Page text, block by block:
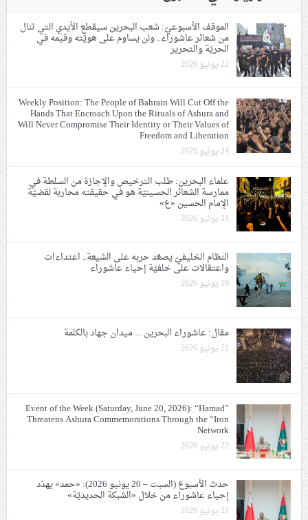
الموقف الأسبوعيّ: شعب البحرين سيقطع الأيدي التي تنال
من شعائر عاشوراء.. ولن يساوم على هويّته وقيمه في
الحريّة والتحرير
22 يونيو 2026
Weekly Position: The People of Bahrain Will Cut Off the
Hands That Encroach Upon the Rituals of Ashura and
Will Never Compromise Their Identity or Their Values of
Freedom and Liberation
24 يونيو 2026
علماء البحرين: طلب الترخيص والإجازة من السلطة في
ممارسة الشعائر الحسينيّة هو في حقيقته محاربة لقضيّة
الإمام الحسين «ع»
21 يونيو 2026
النظام الخليفيّ يصعّد حربه على الشيعة.. اعتداءات
واعتقالات على خلفيّة إحياء عاشوراء
19 يونيو 2026
مقال: عاشوراء البحرين… ميدان جهاد بالكلمة
21 يونيو 2026
Event of the Week (Saturday, June 20, 2026): “Hamad”
Threatens Ashura Commemorations Through the “Iron
Network
22 يونيو 2026
حدث الأسبوع (السبت – 20 يونيو 2026): «حمد» يهدّد
إحياء عاشوراء من خلال «الشبكة الحديديّة»
21 يونيو 2026